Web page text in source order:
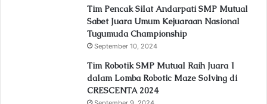
Tim Pencak Silat Andarpati SMP Mutual
Sabet Juara Umum Kejuaraan Nasional
Tugumuda Championship
September 10, 2024
Tim Robotik SMP Mutual Raih Juara 1
dalam Lomba Robotic Maze Solving di
CRESCENTA 2024